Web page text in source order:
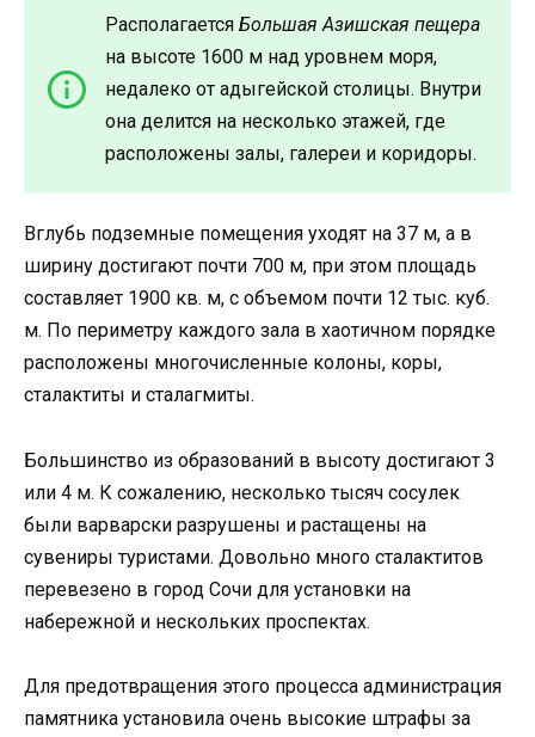
Располагается Большая Азишская пещера
на высоте 1600 м над уровнем моря,
недалеко от адыгейской столицы. Внутри
она делится на несколько этажей, где
расположены залы, галереи и коридоры.
Вглубь подземные помещения уходят на 37 м, а в
ширину достигают почти 700 м, при этом площадь
составляет 1900 кв. м, с объемом почти 12 тыс. куб.
м. По периметру каждого зала в хаотичном порядке
расположены многочисленные колоны, коры,
сталактиты и сталагмиты.
Большинство из образований в высоту достигают 3
или 4 м. К сожалению, несколько тысяч сосулек
были варварски разрушены и растащены на
сувениры туристами. Довольно много сталактитов
перевезено в город Сочи для установки на
набережной и нескольких проспектах.
Для предотвращения этого процесса администрация
памятника установила очень высокие штрафы за